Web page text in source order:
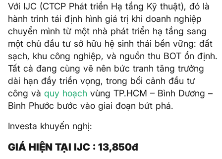
Với IJC (CTCP Phát triển Hạ tầng Kỹ thuật), đó là
hành trình tái định hình giá trị khi doanh nghiệp
chuyển mình từ một nhà phát triển hạ tầng sang
một chủ đầu tư sở hữu hệ sinh thái bền vững: đất
sạch, khu công nghiệp, và nguồn thu BOT ổn định.
Tất cả đang cùng vẽ nên bức tranh tăng trưởng
dài hạn đầy triển vọng, trong bối cảnh đầu tư
công và quy hoạch vùng TP.HCM – Bình Dương –
Bình Phước bước vào giai đoạn bứt phá.
Investa khuyến nghị:
GIÁ HIỆN TẠI IJC : 13,850đ